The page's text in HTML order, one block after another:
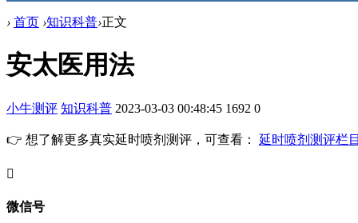
› 首页 ›知识科普›正文
安太医用法
小牛测评 知识科普 2023-03-03 00:48:45 1692 0
👉 想了解更多真实延时喷剂测评，可查看： 延时喷剂测评栏
󦘖
微信号